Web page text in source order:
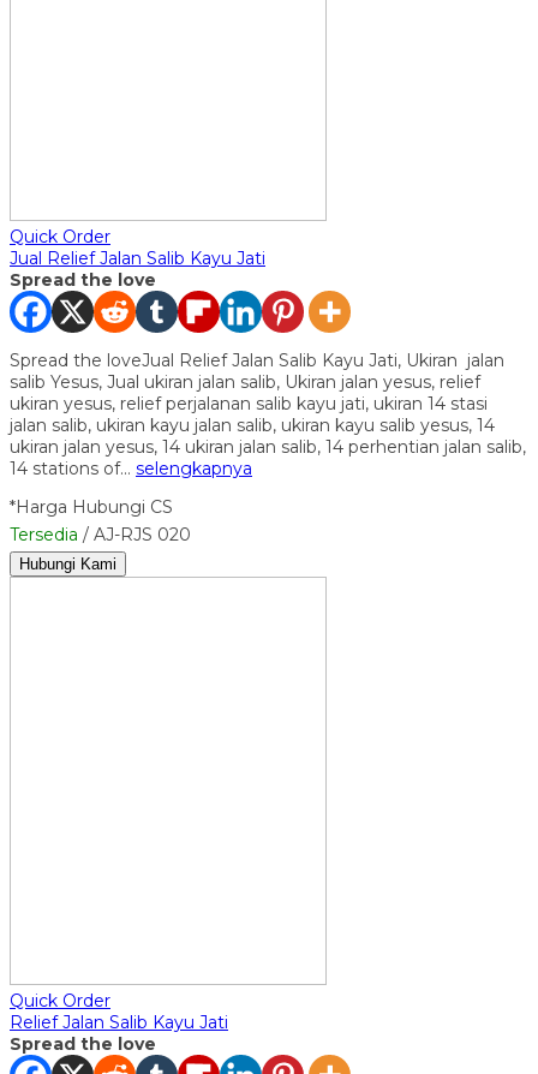
Quick Order
Jual Relief Jalan Salib Kayu Jati
Spread the love
Spread the loveJual Relief Jalan Salib Kayu Jati, Ukiran jalan
salib Yesus, Jual ukiran jalan salib, Ukiran jalan yesus, relief
ukiran yesus, relief perjalanan salib kayu jati, ukiran 14 stasi
jalan salib, ukiran kayu jalan salib, ukiran kayu salib yesus, 14
ukiran jalan yesus, 14 ukiran jalan salib, 14 perhentian jalan salib,
14 stations of… selengkapnya
*Harga Hubungi CS
Tersedia / AJ-RJS 020
Hubungi Kami
Quick Order
Relief Jalan Salib Kayu Jati
Spread the love